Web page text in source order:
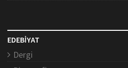
EDEBİYAT
Dergi